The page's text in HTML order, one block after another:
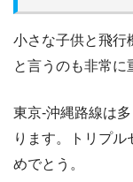
小さな子供と飛行
と言うのも非常に
東京-沖縄路線は
ります。トリプ
めでとう。